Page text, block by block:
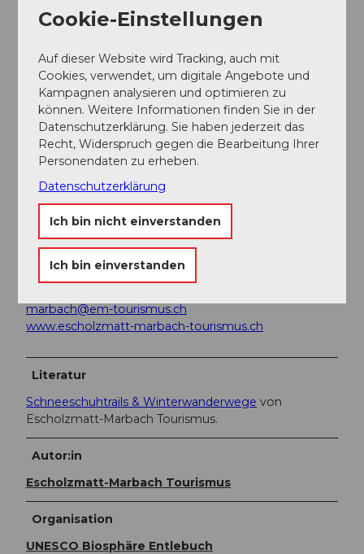
Öffentliche Verkehrsmittel
Mit dem öffentlichen Verkehr erreichen Sie Marbach
via Escholzmatt (Bahnlinie Bern-Luzern. Ab
Escholzmatt fahren Sie mit den Postauto bis nach
Marbach "Talstation".
Planen Sie Ihre Reise mit demSBB Online Fahrplan.
Weitere Infos / Links
Escholzmatt-Marbach Tourismus
Tourismusbüro Marbach
Dorfstrasse 61
marbach@em-tourismus.ch
www.escholzmatt-marbach-tourismus.ch
Literatur
Schneeschuhtrails & Winterwanderwege von
Escholzmatt-Marbach Tourismus.
Autor:in
Escholzmatt-Marbach Tourismus
Organisation
UNESCO Biosphäre Entlebuch
Cookie-Einstellungen
Auf dieser Website wird Tracking, auch mit
Cookies, verwendet, um digitale Angebote und
Kampagnen analysieren und optimieren zu
können. Weitere Informationen finden Sie in der
Datenschutzerklärung. Sie haben jederzeit das
Recht, Widerspruch gegen die Bearbeitung Ihrer
Personendaten zu erheben.
Datenschutzerklärung
Ich bin nicht einverstanden
Ich bin einverstanden